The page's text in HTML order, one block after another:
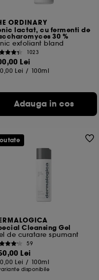
ORDINARY
lactat, cu fermenti de
30 %
exfoliant bland
1023
Lei
Lei / 100ml
Adauga in cos
Cleansing Gel
de curatare spumant
59
Lei
Lei / 100ml
disponibile